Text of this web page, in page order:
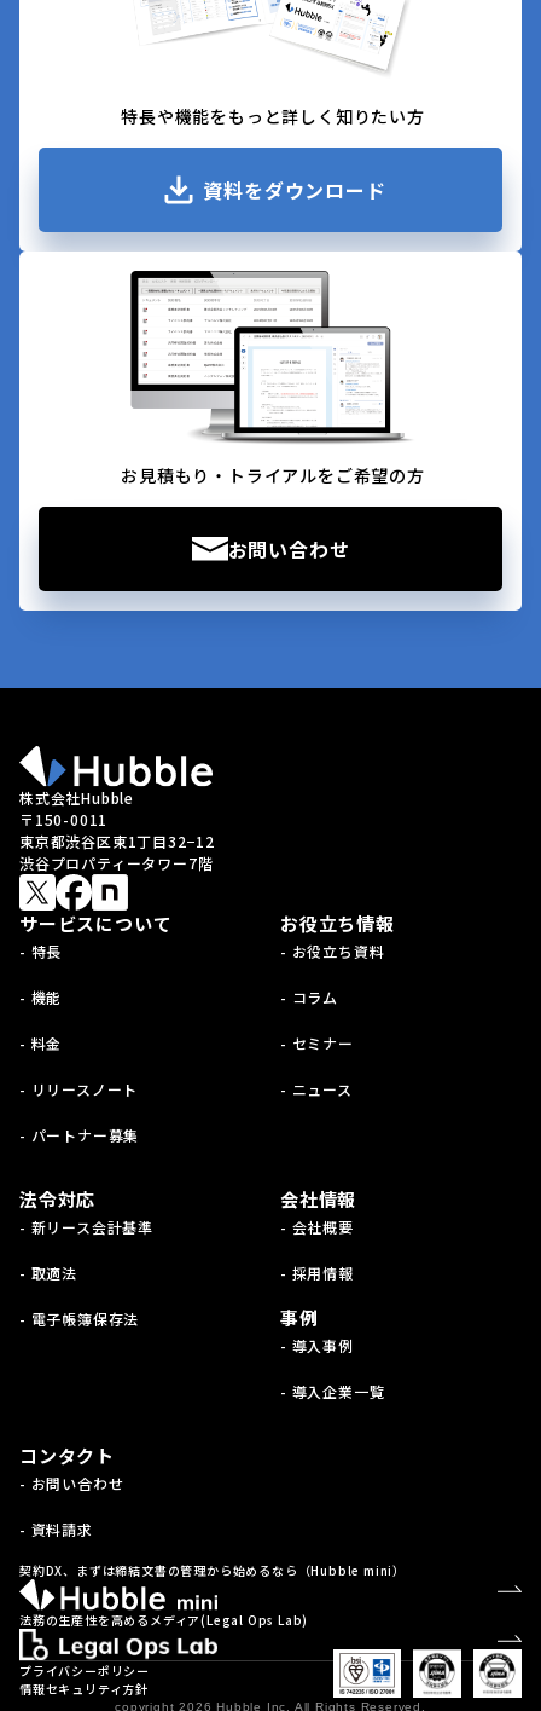
特長や機能をもっと詳しく知りたい方
資料をダウンロード
お見積もり・トライアルをご希望の方
お問い合わせ
株式会社Hubble
〒150-0011
東京都渋谷区東1丁目32−12
渋谷プロパティータワー7階
サービスについて
- 特長
- 機能
- 料金
- リリースノート
- パートナー募集
お役立ち情報
- お役立ち資料
- コラム
- セミナー
- ニュース
法令対応
- 新リース会計基準
- 取適法
- 電子帳簿保存法
会社情報
- 会社概要
- 採用情報
事例
- 導入事例
- 導入企業一覧
コンタクト
- お問い合わせ
- 資料請求
契約DX、まずは締結文書の管理から始めるなら（Hubble mini）
法務の生産性を高めるメディア(Legal Ops Lab)
copyright 2026 Hubble Inc. All Rights Reserved.
プライバシーポリシー
情報セキュリティ方針